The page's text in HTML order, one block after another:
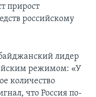
прирост
российскому
лидер
режимом: «У
количество
что Россия по-